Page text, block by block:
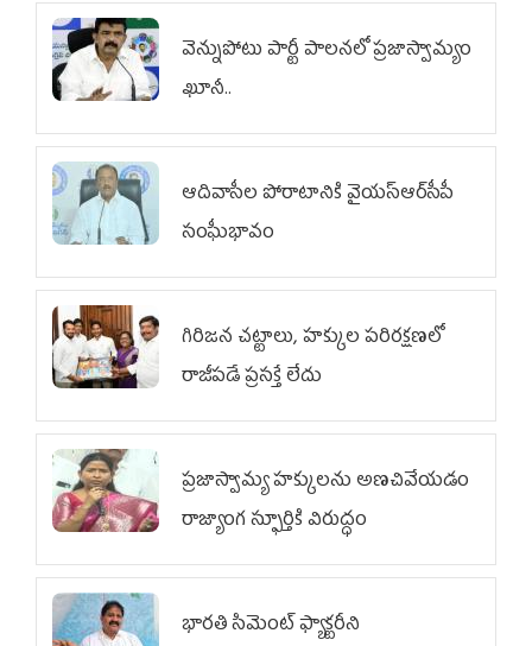
వెన్నుపోటు పార్టీ పాలనలో ప్రజాస్వామ్యం
ఖూనీ..
ఆదివాసీల పోరాటానికి వైయ‌స్ఆర్‌సీపీ
సంఘీభావం
గిరిజన చట్టాలు, హక్కుల పరిరక్షణలో
రాజీపడే ప్రసక్తే లేదు
ప్రజాస్వామ్య హక్కులను అణచివేయడం
రాజ్యాంగ స్ఫూర్తికి విరుద్ధం
భారతి సిమెంట్ ఫ్యాక్టరీని